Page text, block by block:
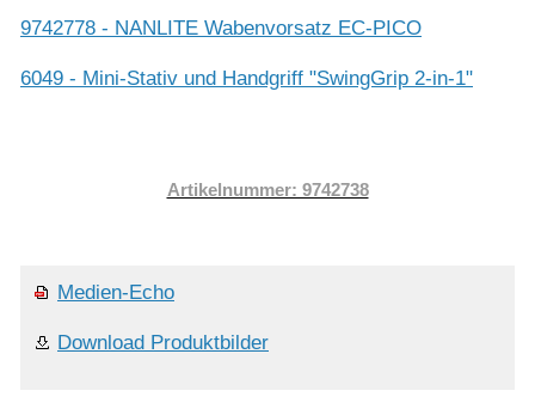
9742778 - NANLITE Wabenvorsatz EC-PICO
6049 - Mini-Stativ und Handgriff "SwingGrip 2-in-1"
Artikelnummer: 9742738
Medien-Echo
Download Produktbilder